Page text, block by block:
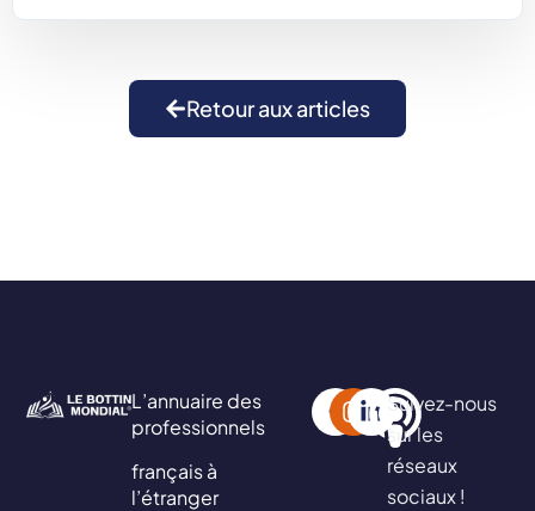
Retour aux articles
L’annuaire des
professionnels
français à
l’étranger
Suivez-nous
sur les
réseaux
sociaux !